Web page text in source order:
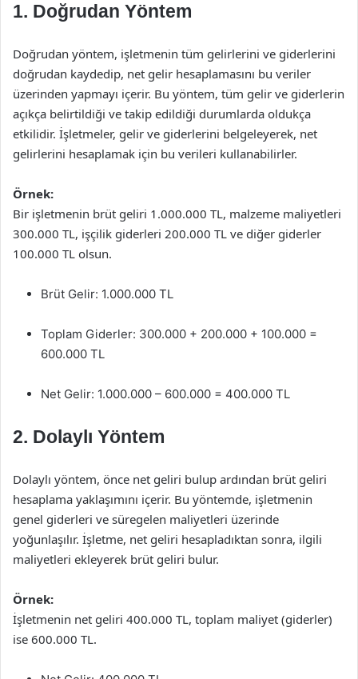
1. Doğrudan Yöntem
Doğrudan yöntem, işletmenin tüm gelirlerini ve giderlerini
doğrudan kaydedip, net gelir hesaplamasını bu veriler
üzerinden yapmayı içerir. Bu yöntem, tüm gelir ve giderlerin
açıkça belirtildiği ve takip edildiği durumlarda oldukça
etkilidir. İşletmeler, gelir ve giderlerini belgeleyerek, net
gelirlerini hesaplamak için bu verileri kullanabilirler.
Örnek:
Bir işletmenin brüt geliri 1.000.000 TL, malzeme maliyetleri
300.000 TL, işçilik giderleri 200.000 TL ve diğer giderler
100.000 TL olsun.
Brüt Gelir: 1.000.000 TL
Toplam Giderler: 300.000 + 200.000 + 100.000 =
600.000 TL
Net Gelir: 1.000.000 – 600.000 = 400.000 TL
2. Dolaylı Yöntem
Dolaylı yöntem, önce net geliri bulup ardından brüt geliri
hesaplama yaklaşımını içerir. Bu yöntemde, işletmenin
genel giderleri ve süregelen maliyetleri üzerinde
yoğunlaşılır. İşletme, net geliri hesapladıktan sonra, ilgili
maliyetleri ekleyerek brüt geliri bulur.
Örnek:
İşletmenin net geliri 400.000 TL, toplam maliyet (giderler)
ise 600.000 TL.